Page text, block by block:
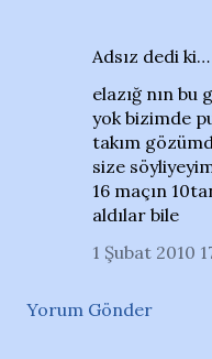
Adsız dedi ki…
elazığ nın
yok bizimde
takım
size
16 maçın
aldılar bile
1 Şubat 2010
Yorum Gönder